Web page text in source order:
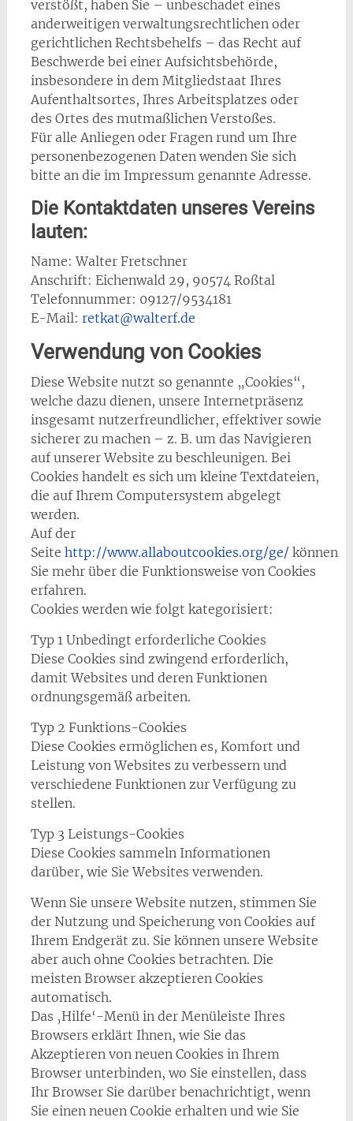
verstößt, haben Sie – unbeschadet eines
anderweitigen verwaltungsrechtlichen oder
gerichtlichen Rechtsbehelfs – das Recht auf
Beschwerde bei einer Aufsichtsbehörde,
insbesondere in dem Mitgliedstaat Ihres
Aufenthaltsortes, Ihres Arbeitsplatzes oder
des Ortes des mutmaßlichen Verstoßes.
Für alle Anliegen oder Fragen rund um Ihre
personenbezogenen Daten wenden Sie sich
bitte an die im Impressum genannte Adresse.
Die Kontaktdaten unseres Vereins
lauten:
Name: Walter Fretschner
Anschrift: Eichenwald 29, 90574 Roßtal
Telefonnummer: 09127/9534181
E-Mail: retkat@walterf.de
Verwendung von Cookies
Diese Website nutzt so genannte „Cookies“,
welche dazu dienen, unsere Internetpräsenz
insgesamt nutzerfreundlicher, effektiver sowie
sicherer zu machen – z. B. um das Navigieren
auf unserer Website zu beschleunigen. Bei
Cookies handelt es sich um kleine Textdateien,
die auf Ihrem Computersystem abgelegt
werden.
Auf der
Seite http://www.allaboutcookies.org/ge/können
Sie mehr über die Funktionsweise von Cookies
erfahren.
Cookies werden wie folgt kategorisiert:
Typ 1 Unbedingt erforderliche Cookies
Diese Cookies sind zwingend erforderlich,
damit Websites und deren Funktionen
ordnungsgemäß arbeiten.
Typ 2 Funktions-Cookies
Diese Cookies ermöglichen es, Komfort und
Leistung von Websites zu verbessern und
verschiedene Funktionen zur Verfügung zu
stellen.
Typ 3 Leistungs-Cookies
Diese Cookies sammeln Informationen
darüber, wie Sie Websites verwenden.
Wenn Sie unsere Website nutzen, stimmen Sie
der Nutzung und Speicherung von Cookies auf
Ihrem Endgerät zu. Sie können unsere Website
aber auch ohne Cookies betrachten. Die
meisten Browser akzeptieren Cookies
automatisch.
Das ‚Hilfe‘-Menü in der Menüleiste Ihres
Browsers erklärt Ihnen, wie Sie das
Akzeptieren von neuen Cookies in Ihrem
Browser unterbinden, wo Sie einstellen, dass
Ihr Browser Sie darüber benachrichtigt, wenn
Sie einen neuen Cookie erhalten und wie Sie